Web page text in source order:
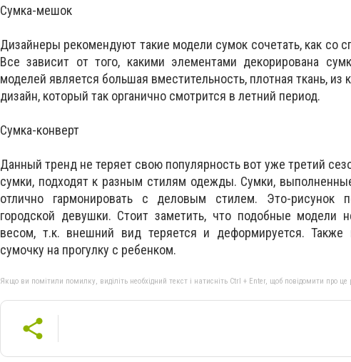
Сумка-мешок
Дизайнеры рекомендуют такие модели сумок сочетать, как со
Все зависит от того, какими элементами декорирована
моделей является большая вместительность, плотная ткань, из
дизайн, который так органично смотрится в летний период.
Сумка-конверт
Данный тренд не теряет свою популярность вот уже третий
сумки, подходят к разным стилям одежды. Сумки,
отлично гармонировать с деловым стилем. Это-рисунок
городской девушки. Стоит заметить, что подобные модели
весом, т.к. внешний вид теряется и деформируется. Также
сумочку на прогулку с ребенком.
Якщо ви помітили помилку, виділіть необхідний текст і натисніть Ctrl + Enter, щоб повідомити про це